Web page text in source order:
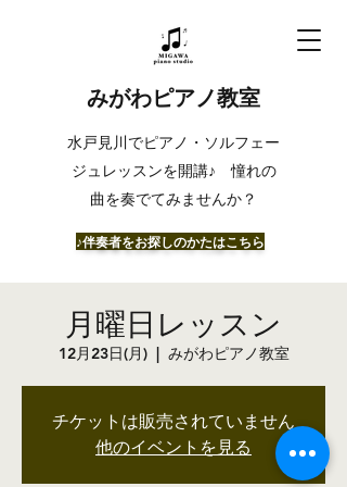
みがわピアノ教室
​水戸見川でピアノ・ソルフェー
ジュレッスンを開講♪ 憧れの
曲を奏でてみませんか？
​♪伴奏者をお探しのかたはこちら
月曜日レッスン
12月23日(月)
  |
みがわピアノ教室
チケットは販売されていません
他のイベントを見る